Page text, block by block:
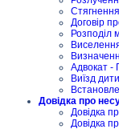
Стягнення
Договір
Розподіл
Адвокат -
Виїзд
Довідка про
Довідка
Довідка